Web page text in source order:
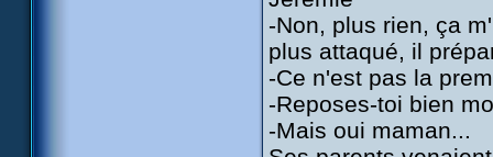
-Non, plus rien, ça
plus attaqué, il
-Ce n'est pas la
-Reposes-toi bien
-Mais oui maman...